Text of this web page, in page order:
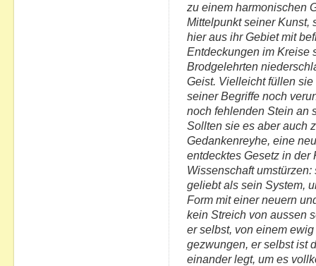
zu einem harmonischen
Mittelpunkt seiner Kunst,
hier aus ihr Gebiet mit
Entdeckungen im Kreise
Brodgelehrten
Geist. Vielleicht füllen
seiner Begriffe noch
noch fehlenden Stein an
Sollten sie es aber auch
Gedankenreyhe, eine
entdecktes Gesetz in
Wissenschaft
geliebt als sein System,
Form mit einer neuern
kein Streich von aussen
er selbst, von einem
gezwungen, er selbst ist
einander legt, um es